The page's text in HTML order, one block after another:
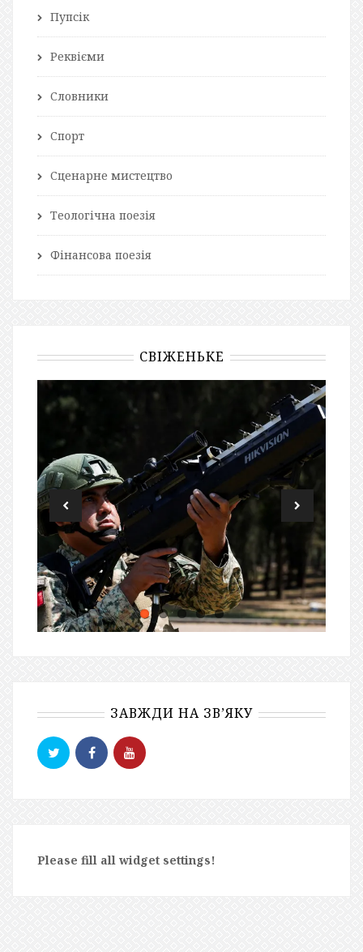
Пупсік
Реквієми
Словники
Спорт
Сценарне мистецтво
Теологічна поезія
Фінансова поезія
СВІЖЕНЬКЕ
ЗАВЖДИ НА ЗВ’ЯКУ
Please fill all widget settings!